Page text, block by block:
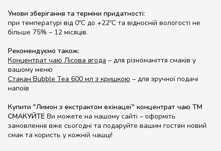
Умови зберігання та терміни придатності:
при температурі від 0ºС до +22ºС та відносній вологості не
більше 75% – 12 місяців.
Рекомендуємо також:
Концентрат чаю Лісова ягода – для різноманіття смаків у
вашому меню
Стакан Bubble Tea 600 мл з кришкою – для зручної подачі
напоїв
Купити "Лимон з екстрактом ехінацеї" концентрат чаю ТМ
СМАКУЙТЕ Ви можете на нашому сайті – оформіть
замовлення вже сьогодні та подаруйте вашим гостям новий
смак та користь у кожній чашці!